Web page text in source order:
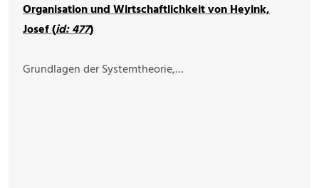
Organisation und Wirtschaftlichkeit von Heyink,
Josef (id: 477)
Grundlagen der Systemtheorie,…